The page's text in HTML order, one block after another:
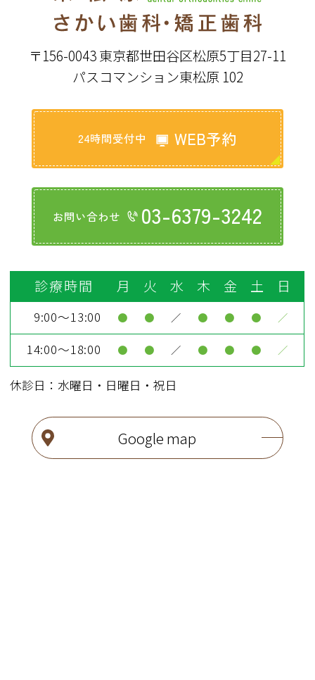
〒156-0043 東京都世田谷区松原5丁目27-11
パスコマンション東松原 102
24時間受付中 WEB予約
お問い合わせ 03-6379-3242
診療時間 月 火 水 木 金 土 日
9:00～13:00 ● ● ／ ● ● ● ／
14:00～18:00 ● ● ／ ● ● ● ／
休診日：水曜日・日曜日・祝日
Google map